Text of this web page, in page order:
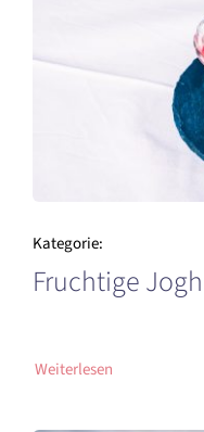
Kategorie:
Fruchtige
Weiterlesen